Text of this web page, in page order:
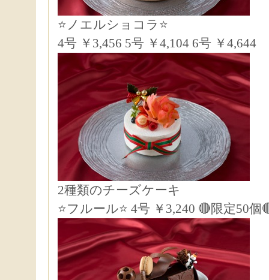
⭐ノエルショコラ⭐
4号 ￥3,456 5号 ￥4,104 6号 ￥4,644
2種類のチーズケーキ
⭐フルール⭐ 4号 ￥3,240 🔴限定50個